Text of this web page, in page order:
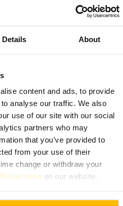
Details About
content and ads, to provide
analyse our traffic. We also
use of our site with our social
partners who may
that you’ve provided to
from your use of their
change or withdraw your
on our website.
nos pontos mais relevantes.
da reserva e chegue 10 minutos
Business Centre, 78 Whitecr
Guided Tours